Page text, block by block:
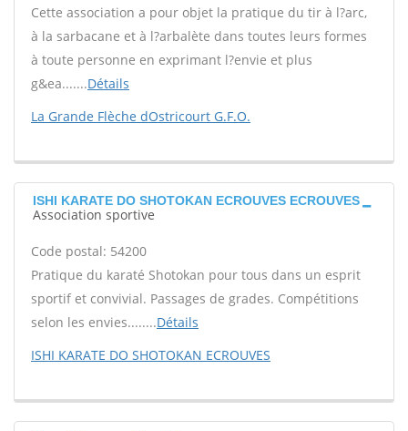
Cette association a pour objet la pratique du tir à l?arc,
à la sarbacane et à l?arbalète dans toutes leurs formes
à toute personne en exprimant l?envie et plus
g&ea.......Détails
La Grande Flèche dOstricourt G.F.O.
ISHI KARATE DO SHOTOKAN ECROUVES ECROUVES
Association sportive
Code postal: 54200
Pratique du karaté Shotokan pour tous dans un esprit
sportif et convivial. Passages de grades. Compétitions
selon les envies........Détails
ISHI KARATE DO SHOTOKAN ECROUVES